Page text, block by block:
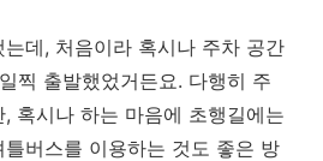
데, 처음이라 혹시나 주차 공간
찍 출발했었거든요. 다행히 주
혹시나 하는 마음에 초행길에는
버스를 이용하는 것도 좋은 방